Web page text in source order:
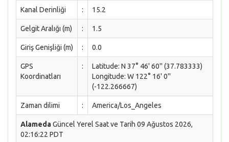
Kanal Derinliği : 15.2
Gelgit Aralığı (m) : 1.5
Giriş Genişliği (m) : 0.0
GPS
Koordinatları
:
Latitude: N 37° 46' 60'' (37.783333)
Longitude: W 122° 16' 0''
(-122.266667)
Zaman dilimi : America/Los_Angeles
AlamedaGüncel Yerel Saat ve Tarih 09 Ağustos 2026,
02:16:22 PDT